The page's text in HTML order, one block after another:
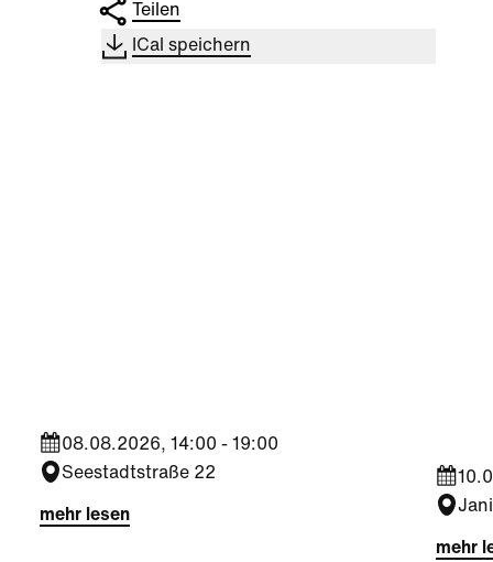
Teilen
ICal speichern
08.08.2026, 14:00 - 19:00
Seestadtstraße 22
mehr lesen
mehr